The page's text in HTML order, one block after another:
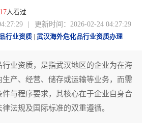
人看过
更新时间：2026-02-24 04:27:29
行业资质 武汉海外危化品行业资质办理
业资质，是指武汉地区的企业为在海
产、经营、储存或运输等业务，而需
与程序要求，其核心在于企业自身合
法规及国际标准的双重遵循。